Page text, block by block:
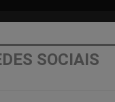
SOCIAIS